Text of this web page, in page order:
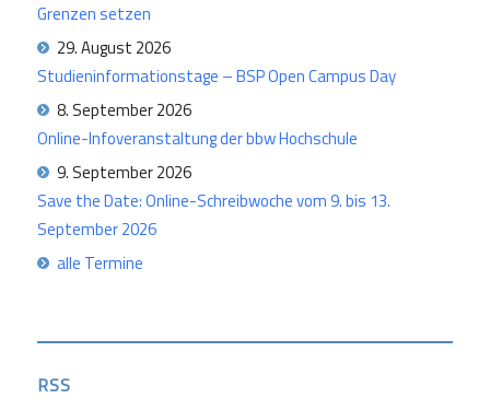
Grenzen setzen
29. August 2026
Studieninformationstage – BSP Open Campus Day
8. September 2026
Online-Infoveranstaltung der bbw Hochschule
9. September 2026
Save the Date: Online-Schreibwoche vom 9. bis 13.
September 2026
alle Termine
RSS